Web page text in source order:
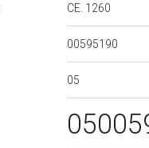
CE. 1260
00595190
05